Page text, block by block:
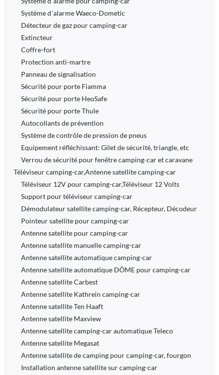
Système d´alarme Waeco-Dometic
Détecteur de gaz pour camping-car
Extincteur
Coffre-fort
Protection anti-martre
Panneau de signalisation
Sécurité pour porte Fiamma
Sécurité pour porte HeoSafe
Sécurité pour porte Thule
Autocollants de prévention
Système de contrôle de pression de pneus
Equipement réfléchissant: Gilet de sécurité, triangle, etc
Verrou de sécurité pour fenêtre camping-car et caravane
Téléviseur camping-car,Antenne satellite camping-car
Téléviseur 12V pour camping-car,Téléviseur 12 Volts
Support pour téléviseur camping-car
Démodulateur satellite camping-car, Récepteur, Décodeur
Pointeur satellite pour camping-car
Antenne satellite pour camping-car
Antenne satellite manuelle camping-car
Antenne satellite automatique camping-car
Antenne satellite automatique DÔME pour camping-car
Antenne satellite Carbest
Antenne satellite Kathrein camping-car
Antenne satellite Ten Haaft
Antenne satellite Maxview
Antenne satellite camping-car automatique Teleco
Antenne satellite Megasat
Antenne satellite de camping pour camping-car, fourgon
Installation antenne satellite sur camping-car